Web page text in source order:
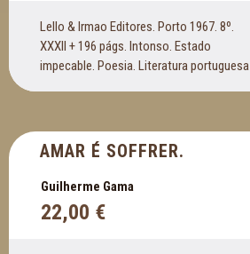
Lello & Irmao Editores. Porto 1967. 8º.
XXXII + 196 págs. Intonso. Estado
impecable. Poesia. Literatura portuguesa
AMAR É SOFFRER.
Guilherme Gama
22,00 €